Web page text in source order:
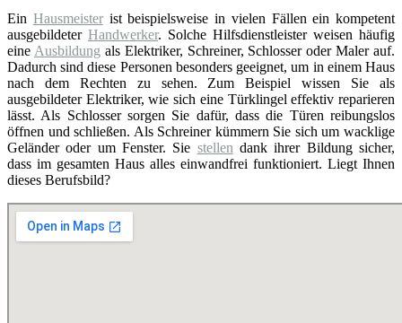
Ein Hausmeisterist beispielsweise in vielen Fällen ein kompetent
ausgebildeter Handwerker. Solche Hilfsdienstleister weisen häufig
eine Ausbildungals Elektriker, Schreiner, Schlosser oder Maler auf.
Dadurch sind diese Personen besonders geeignet, um in einem Haus
nach dem Rechten zu sehen. Zum Beispiel wissen Sie als
ausgebildeter Elektriker, wie sich eine Türklingel effektiv reparieren
lässt. Als Schlosser sorgen Sie dafür, dass die Türen reibungslos
öffnen und schließen. Als Schreiner kümmern Sie sich um wacklige
Geländer oder um Fenster. Sie stellendank ihrer Bildung sicher,
dass im gesamten Haus alles einwandfrei funktioniert. Liegt Ihnen
dieses Berufsbild?